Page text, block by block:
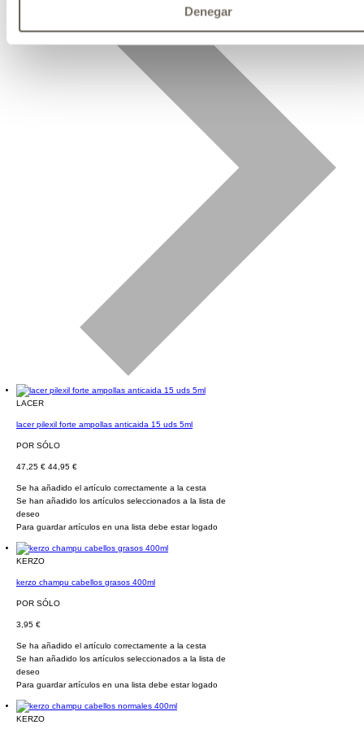
Denegar
LACER
lacer pilexil forte ampollas anticaida 15 uds 5ml
POR SÓLO
47,25 € 44,95 €
Se ha añadido el artículo correctamente a la cesta
Se han añadido los artículos seleccionados a la lista de
deseo
Para guardar artículos en una lista debe estar logado
KERZO
kerzo champu cabellos grasos 400ml
POR SÓLO
3,95 €
Se ha añadido el artículo correctamente a la cesta
Se han añadido los artículos seleccionados a la lista de
deseo
Para guardar artículos en una lista debe estar logado
KERZO